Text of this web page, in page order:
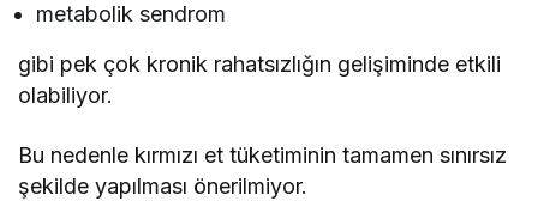
metabolik sendrom
gibi pek çok kronik rahatsızlığın gelişiminde etkili
olabiliyor.
Bu nedenle kırmızı et tüketiminin tamamen sınırsız
şekilde yapılması önerilmiyor.